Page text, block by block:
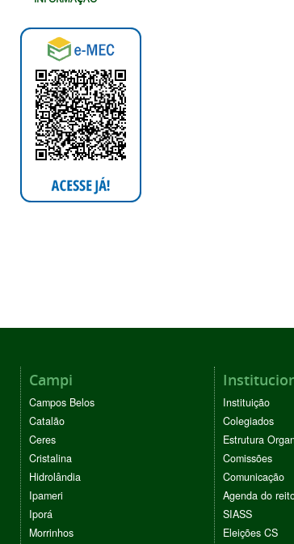
Campi
Campos Belos
Catalão
Ceres
Cristalina
Hidrolândia
Ipameri
Iporá
Morrinhos
Instituição
Colegiados
Estrutura
Comissões
Comunicação
Agenda do
SIASS
Eleições CS